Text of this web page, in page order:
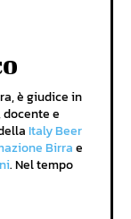
è giudice in
e
Italy Beer
Birrae
. Nel tempo